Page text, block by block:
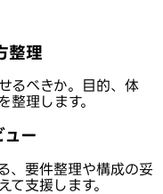
整理
るべきか。目的、体
理します。
ー
、要件整理や構成の妥
支援します。